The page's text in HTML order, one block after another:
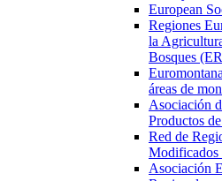
European
Regiones
la
Bosques
áreas de
Asociación
Productos
Red de
Modificados
Asociación